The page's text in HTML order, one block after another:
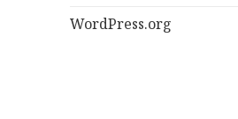
WordPress.org